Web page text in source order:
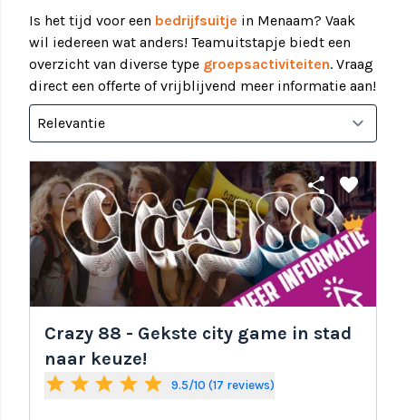
Is het tijd voor een bedrijfsuitje in Menaam? Vaak
wil iedereen wat anders! Teamuitstapje biedt een
overzicht van diverse type groepsactiviteiten. Vraag
direct een offerte of vrijblijvend meer informatie aan!
share favorite
Crazy 88 - Gekste city game in stad
naar keuze!
star star star star star 9.5/10 (17 reviews)